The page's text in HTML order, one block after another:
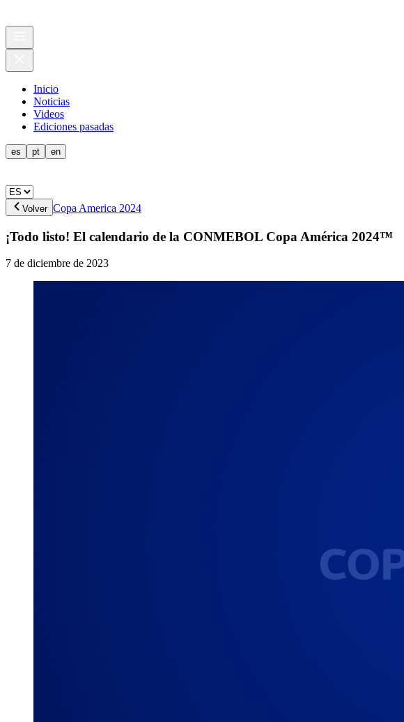
Inicio
Noticias
Videos
Ediciones pasadas
es pt en
Volver Copa America 2024
¡Todo listo! El calendario de la CONMEBOL Copa América 2024™
7 de diciembre de 2023